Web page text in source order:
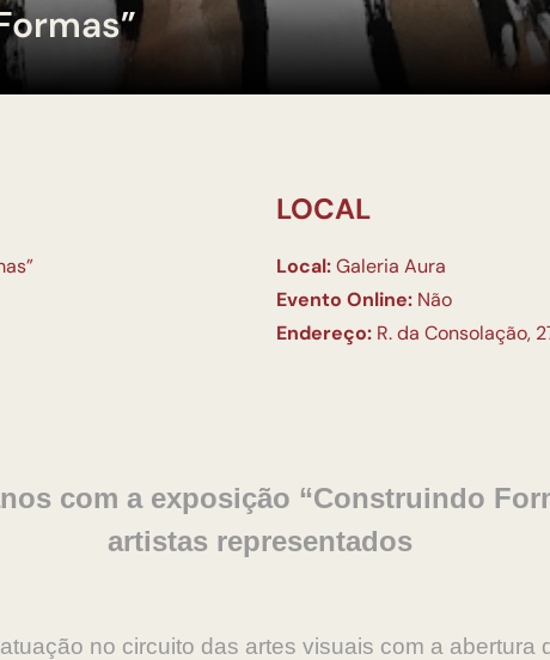
LOCAL
Local:Galeria Aura
Evento Online: Não
Endereço: R. da Consolação,
com a exposição “Construindo
artistas representados
no circuito das artes visuais com a abertura